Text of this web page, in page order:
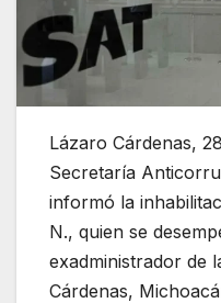
Lázaro Cárdenas,
Secretaría
informó la
N., quien se
exadministrador de
Cárdenas,